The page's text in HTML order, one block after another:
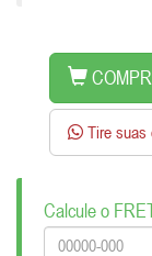
Tire suas
Calcule o